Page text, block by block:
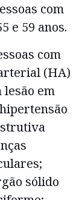
com
e 59 anos.
com
(HA)
lesão em
sólido